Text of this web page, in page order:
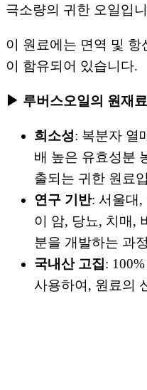
극소량의 귀한 오일입
이 원료에는 면역 및 항
이 함유되어 있습니다.
▶ 루버스오일의 원재
희소성: 복분자 열
배 높은 유효성분
출되는 귀한 원료
연구 기반: 서울대,
이 암, 당뇨, 치매,
분을 개발하는 과
국내산 고집:
사용하여, 원료의